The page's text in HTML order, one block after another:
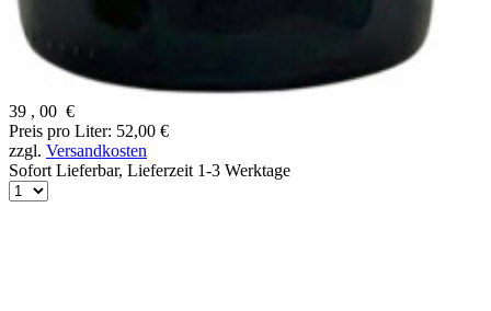
39 , 00 €
Preis pro Liter: 52,00 €
zzgl. Versandkosten
Sofort Lieferbar, Lieferzeit 1-3 Werktage